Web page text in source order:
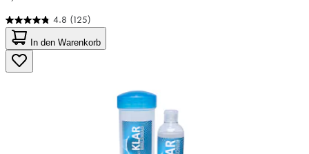
4.8 (125)
4.8
von
5
Sternen.
125
In den Warenkorb